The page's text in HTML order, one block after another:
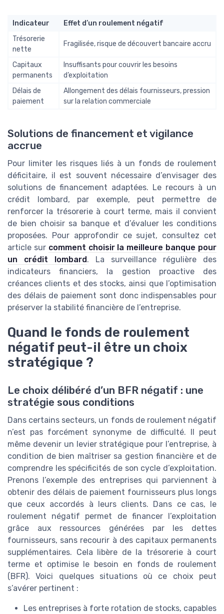
Indicateur
Effet d’un roulement négatif
Trésorerie
nette
Fragilisée, risque de découvert bancaire accru
Capitaux
permanents
Insuffisants pour couvrir les besoins
d’exploitation
Délais de
paiement
Allongement des délais fournisseurs, pression
sur la relation commerciale
Solutions de financement et vigilance
accrue
Pour limiter les risques liés à un fonds de roulement
déficitaire, il est souvent nécessaire d’envisager des
solutions de financement adaptées. Le recours à un
crédit lombard, par exemple, peut permettre de
renforcer la trésorerie à court terme, mais il convient
de bien choisir sa banque et d’évaluer les conditions
proposées. Pour approfondir ce sujet, consultez cet
article sur comment choisir la meilleure banque pour
un crédit lombard. La surveillance régulière des
indicateurs financiers, la gestion proactive des
créances clients et des stocks, ainsi que l’optimisation
des délais de paiement sont donc indispensables pour
préserver la stabilité financière de l’entreprise.
Quand le fonds de roulement
négatif peut-il être un choix
stratégique ?
Le choix délibéré d’un BFR négatif : une
stratégie sous conditions
Dans certains secteurs, un fonds de roulement négatif
n’est pas forcément synonyme de difficulté. Il peut
même devenir un levier stratégique pour l’entreprise, à
condition de bien maîtriser sa gestion financière et de
comprendre les spécificités de son cycle d’exploitation.
Prenons l’exemple des entreprises qui parviennent à
obtenir des délais de paiement fournisseurs plus longs
que ceux accordés à leurs clients. Dans ce cas, le
roulement négatif permet de financer l’exploitation
grâce aux ressources générées par les dettes
fournisseurs, sans recourir à des capitaux permanents
supplémentaires. Cela libère de la trésorerie à court
terme et optimise le besoin en fonds de roulement
(BFR). Voici quelques situations où ce choix peut
s’avérer pertinent :
Les entreprises à forte rotation de stocks, capables